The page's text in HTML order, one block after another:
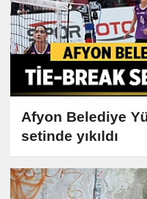
Afyon Belediye
setinde yıkıldı